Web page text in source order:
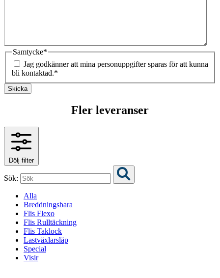
Samtycke*
Jag godkänner att mina personuppgifter sparas för att kunna
bli kontaktad.*
Skicka
Fler leveranser
Dölj filter
Sök:
Alla
Breddningsbara
Flis Flexo
Flis Rulltäckning
Flis Taklock
Lastväxlarsläp
Special
Visir